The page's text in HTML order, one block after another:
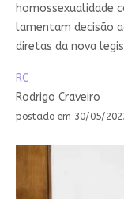
homossexualidade
lamentam decisão
diretas da nova
RC
Rodrigo Craveiro
postado em 30/05/